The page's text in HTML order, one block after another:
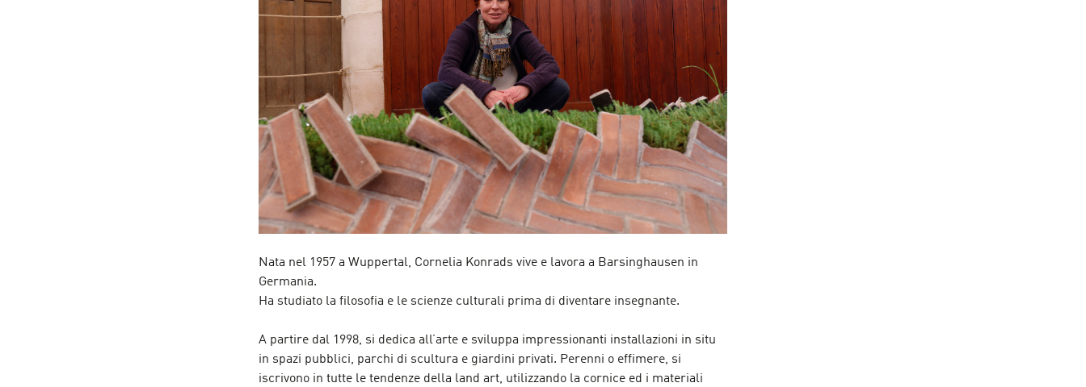
Nata nel 1957 a Wuppertal, Cornelia Konrads vive e lavora a Barsinghausen in
Germania.
Ha studiato la filosofia e le scienze culturali prima di diventare insegnante.
A partire dal 1998, si dedica all’arte e sviluppa impressionanti installazioni in situ
in spazi pubblici, parchi di scultura e giardini privati. Perenni o effimere, si
iscrivono in tutte le tendenze della land art, utilizzando la cornice ed i materiali